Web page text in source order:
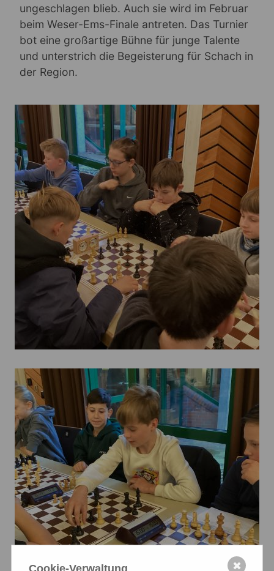
ungeschlagen blieb. Auch sie wird im Februar
beim Weser-Ems-Finale antreten​. Das Turnier
bot eine großartige Bühne für junge Talente
und unterstrich die Begeisterung für Schach in
der Region.
Cookie-Verwaltung ✖